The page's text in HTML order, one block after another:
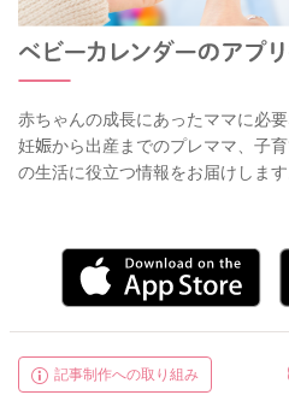
赤ちゃんの成長にあったママに必
妊娠から出産までのプレママ、子
の生活に役立つ情報をお届けします
記事制作への取り組み